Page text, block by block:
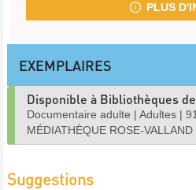
PLUS
EXEMPLAIRES
Disponible à Bibliothèques
Documentaire adulte | Adultes |
MÉDIATHÈQUE ROSE-VALLAND
Suggestions